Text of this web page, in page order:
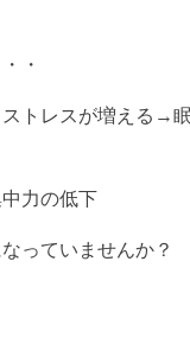
・
トレスが増える→
力の低下
っていませんか？